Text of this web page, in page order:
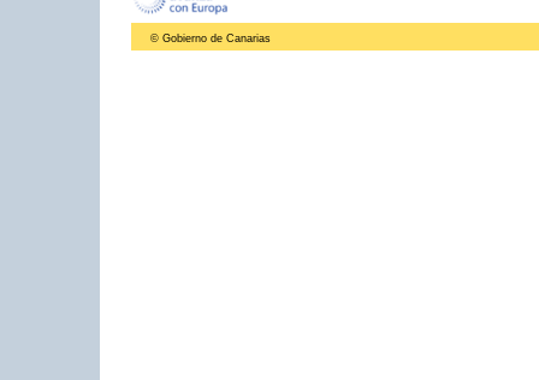
© Gobierno de Canarias